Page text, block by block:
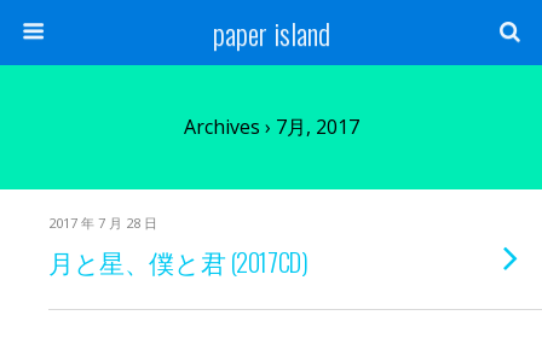
paper island
Archives › 7月, 2017
2017 年 7 月 28 日
月と星、僕と君 (2017CD)